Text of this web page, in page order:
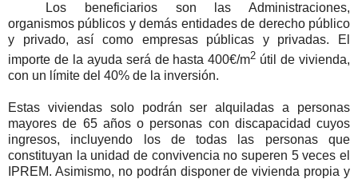
Los beneficiarios son las Administraciones,
organismos públicos y demás entidades de derecho público
y privado, así como empresas públicas y privadas. El
importe de la ayuda será de hasta 400€/m2 útil de vivienda,
con un límite del 40% de la inversión.
Estas viviendas solo podrán ser alquiladas a personas
mayores de 65 años o personas con discapacidad cuyos
ingresos, incluyendo los de todas las personas que
constituyan la unidad de convivencia no superen 5 veces el
IPREM. Asimismo, no podrán disponer de vivienda propia y